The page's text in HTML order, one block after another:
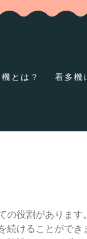
とは？ 看多機
役割があります
続けることができ